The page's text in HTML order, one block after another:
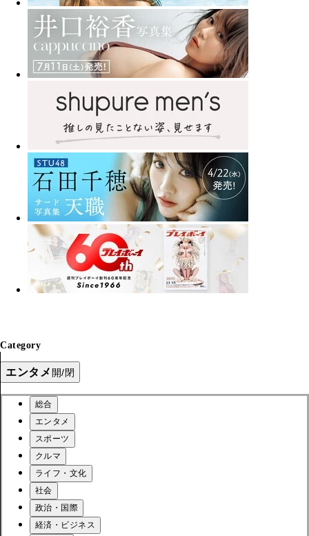
Category
エンタメ 開/閉
総合
エンタメ
スポーツ
クルマ
ライフ・文化
社会
政治・国際
経済・ビジネス